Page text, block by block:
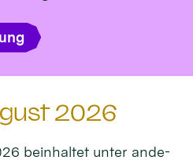
2026
beinhal­tet unter ande­